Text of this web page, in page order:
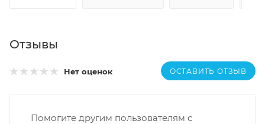
Отзывы
Нет оценок ОСТАВИТЬ ОТЗЫВ
Помогите другим пользователям с